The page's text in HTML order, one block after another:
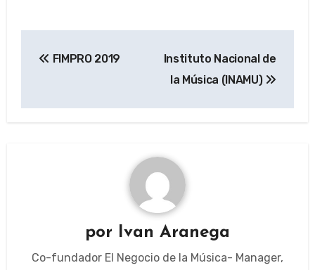
FIMPRO 2019
Instituto Nacional de
la Música (INAMU)
por Ivan Aranega
Co-fundador El Negocio de la Música- Manager,